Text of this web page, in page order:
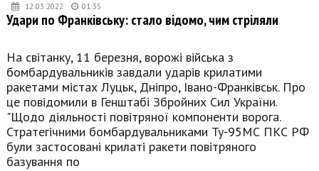
12.03.2022 01:35
Удари по Франківську: стало відомо, чим стріляли
На світанку, 11 березня, ворожі війська з
бомбардувальників завдали ударів крилатими
ракетами містах Луцьк, Дніпро, Івано-Франківськ. Про
це повідомили в Генштабі Збройних Сил України.
"Щодо діяльності повітряної компоненти ворога.
Стратегічними бомбардувальниками Ту-95МС ПКС РФ
були застосовані крилаті ракети повітряного
базування по